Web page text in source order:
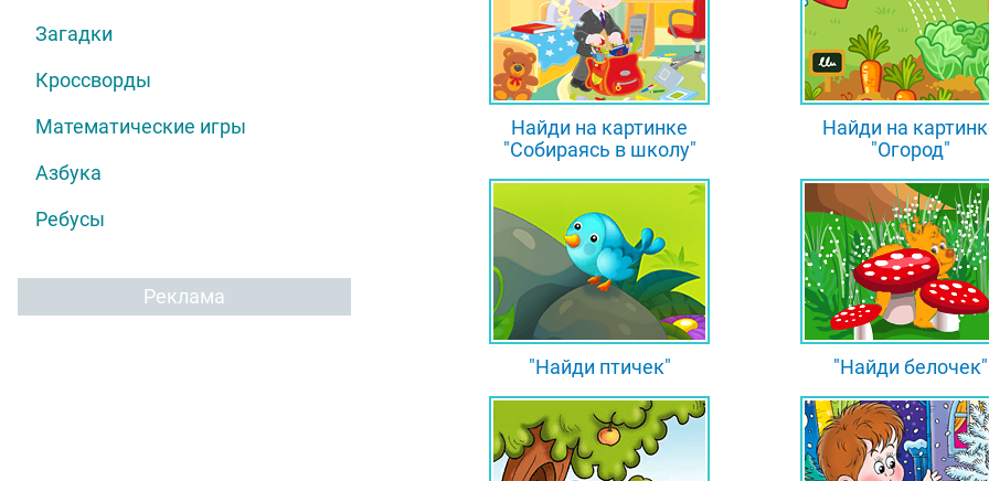
Загадки
Кроссворды
Математические игры
Азбука
Ребусы
Реклама
Найди на картинке
"Собираясь в школу"
Найди на
"Огород"
"Найди птичек" "Найди белочек"